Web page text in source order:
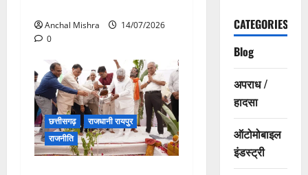
Anchal Mishra
14/07/2026
0
छत्तीसगढ़
राजधानी रायपुर
राजनीति
CATEGORIES
Blog
अपराध /
हादसा
ऑटोमोबाइल
इंडस्ट्री